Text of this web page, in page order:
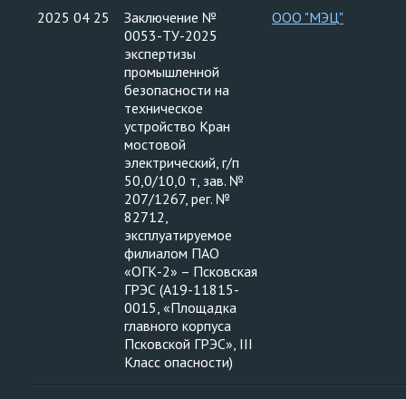
2025 04 25
Заключение №
0053-ТУ-2025
экспертизы
промышленной
безопасности на
техническое
устройство Кран
мостовой
электрический, г/п
50,0/10,0 т, зав. №
207/1267, рег. №
82712,
эксплуатируемое
филиалом ПАО
«ОГК-2» – Псковская
ГРЭС (А19-11815-
0015, «Площадка
главного корпуса
Псковской ГРЭС», III
Класс опасности)
ООО "МЭЦ"